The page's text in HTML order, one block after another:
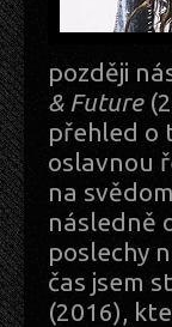
později
& Future
přehled o
oslavnou
na
následně
poslechy
čas jsem
(2016),